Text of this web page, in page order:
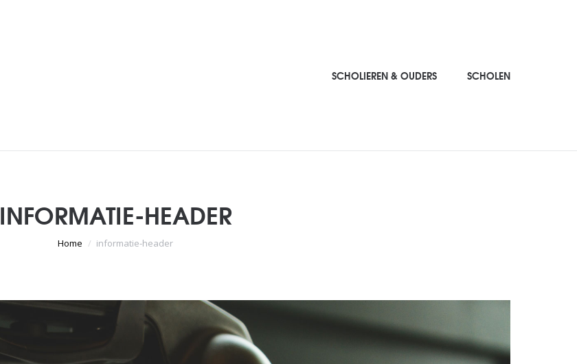
SCHOLIEREN & OUDERS SCHOLEN
INFORMATIE-HEADER
Je bent hier:
Home informatie-header